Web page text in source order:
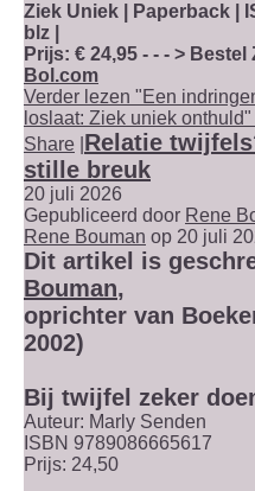
Ziek Uniek | Paperback |
blz |
Prijs: € 24,95 - - - >
Bol.com
Verder lezen "Een
loslaat: Ziek uniek
Share Relatie
stille breuk
20 juli 2026
Gepubliceerd door Rene
Rene Bouman op 20 juli
Dit artikel is
Bouman,
oprichter van
2002)
Bij twijfel zeker
Auteur: Marly Senden
ISBN 9789086665617
Prijs: 24,50